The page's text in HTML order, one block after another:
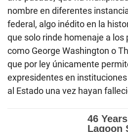
nombre en diferentes
federal, algo inédito en la
que solo rinde homenaje a los
como George Washington o
que por ley únicamente
expresidentes en
al Estado una vez hayan